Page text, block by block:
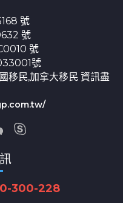
號
號
號
號
移民,加拿大移民 資訊盡
300-228